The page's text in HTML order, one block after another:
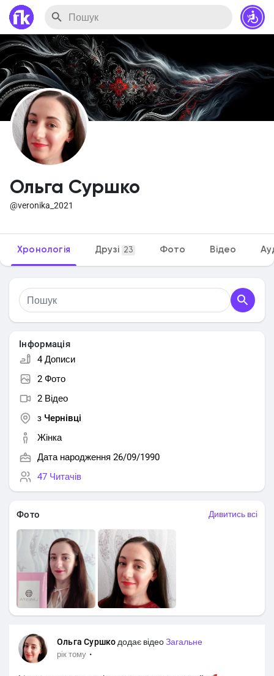
Ольга Суршко
@veronika_2021
Хронологія Друзі 23 Фото Відео
Інформація
4 Дописи
2 Фото
2 Відео
з Чернівці
Жінка
Дата народження 26/09/1990
47 Читачів
Фото Дивитись всі
Ольга Суршко додає відеоЗагальне
рік тому ·